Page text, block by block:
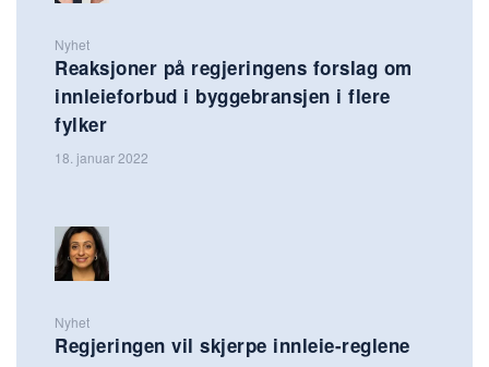
Nyhet
Reaksjoner på regjeringens forslag om
innleieforbud i byggebransjen i flere
fylker
18. januar 2022
Nyhet
Regjeringen vil skjerpe innleie-reglene